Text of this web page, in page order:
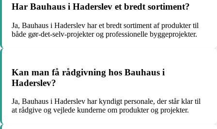
Har Bauhaus i Haderslev et bredt sortiment?
Ja, Bauhaus i Haderslev har et bredt sortiment af produkter til
både gør-det-selv-projekter og professionelle byggeprojekter.
Kan man få rådgivning hos Bauhaus i
Haderslev?
Ja, Bauhaus i Haderslev har kyndigt personale, der står klar til
at rådgive og vejlede kunderne om produkter og projekter.